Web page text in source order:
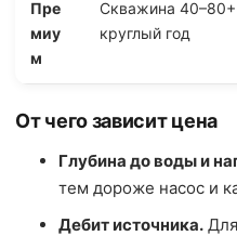
Пре
миу
м
Скважина
круглый год
От чего зависит цена
Глубина до воды и
тем дороже насос и
Дебит источника.